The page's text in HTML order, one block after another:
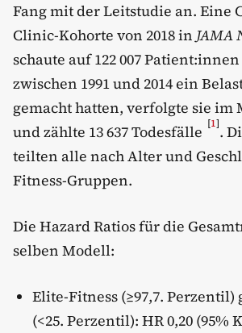
Fang mit der Leitstudie an. Eine
Clinic-Kohorte von 2018 inJAMA
schaute auf 122 007
zwischen 1991 und 2014 ein
gemacht hatten, verfolgte sie im
und zählte 13 637 Todesfälle [1].
teilten alle nach Alter und
Fitness-Gruppen.
Die Hazard Ratios für die
selben Modell:
Elite-Fitness (≥97,7.
(<25. Perzentil): HR 0,20 (95%